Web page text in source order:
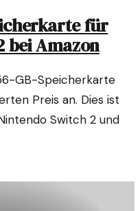
für
bei Amazon
GB-Speicherkarte
Preis an. Dies ist
Switch 2 und